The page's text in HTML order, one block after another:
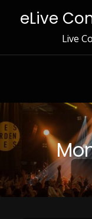
eLive
Live